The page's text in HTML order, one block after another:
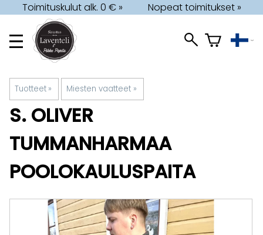
Toimituskulut alk. 0 € » Nopeat toimitukset »
Tuotteet ‪» Miesten vaatteet ‪»
S. OLIVER
TUMMANHARMAA
POOLOKAULUSPAITA